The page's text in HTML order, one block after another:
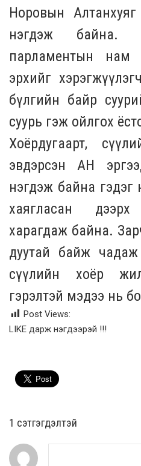
Норовын
нэгдэж
парламентын нам
эрхийг
бүлгийн байр
суурь гэж ойлгох
Хоёрдугаарт,
эвдэрсэн АН
нэгдэж байна гэдэг
хаягласан
харагдаж байна.
дуутай байж
сүүлийн хоёр
гэрэлтэй мэдээ нь
Post Views:
LIKE дарж нэгдээрэй !!!
1 сэтгэгдэлтэй